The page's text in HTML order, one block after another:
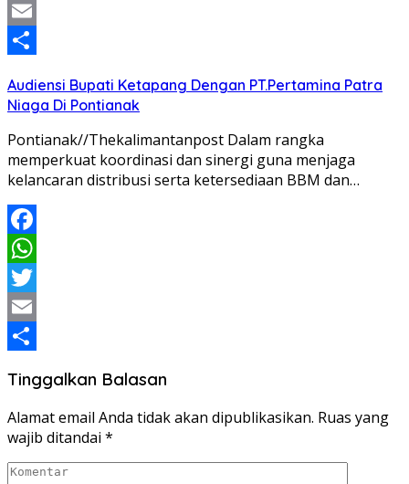
Twitter
Email
Audiensi Bupati Ketapang Dengan PT.Pertamina Patra
Niaga Di Pontianak
Pontianak//Thekalimantanpost Dalam rangka
memperkuat koordinasi dan sinergi guna menjaga
kelancaran distribusi serta ketersediaan BBM dan…
Facebook
WhatsApp
Twitter
Email
Tinggalkan Balasan
Alamat email Anda tidak akan dipublikasikan. Ruas yang
wajib ditandai *